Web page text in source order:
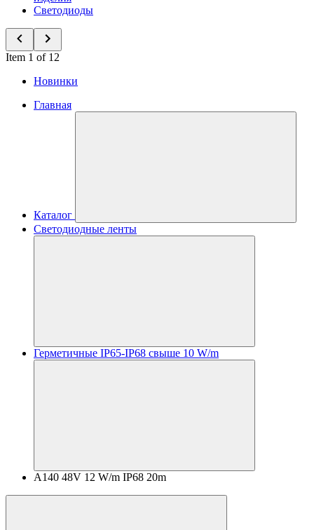
Светодиоды
Item 1 of 12
Новинки
Главная
Каталог
Светодиодные ленты
Герметичные IP65-IP68 свыше 10 W/m
A140 48V 12 W/m IP68 20m